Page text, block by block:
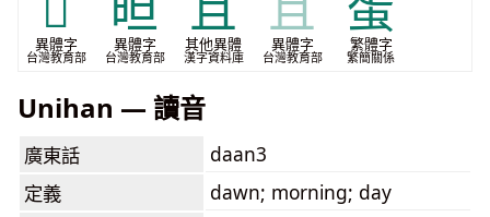
異體字
台灣教育部
異體字
台灣教育部
其他異體
漢字資料庫
異體字
台灣教育部
繁體字
繁簡關係
Unihan — 讀音
廣東話
daan3
定義
dawn; morning; day